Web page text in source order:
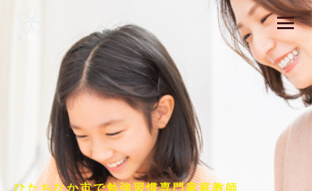
ひたちなか市で勉強習慣専門家庭教師